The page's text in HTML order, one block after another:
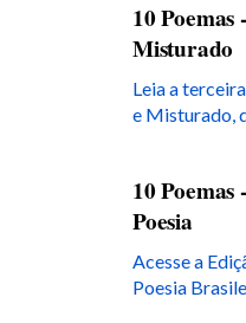
10
Misturado
Leia a
e Misturado,
10
Poesia
Acesse a
Poesia